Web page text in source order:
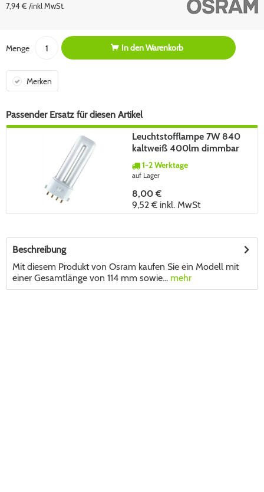
7,94 € /inkl MwSt.
Menge In denWarenkorb
Merken
Passender Ersatz für diesen Artikel
Leuchtstofflampe 7W 840
kaltweiß 400lm dimmbar
2G7 180°
1-2 Werktage
auf Lager
8,00 €
9,52 € inkl. MwSt
Beschreibung
Mit diesem Produkt von Osram kaufen Sie ein Modell mit
einer Gesamtlänge von 114 mm sowie... mehr